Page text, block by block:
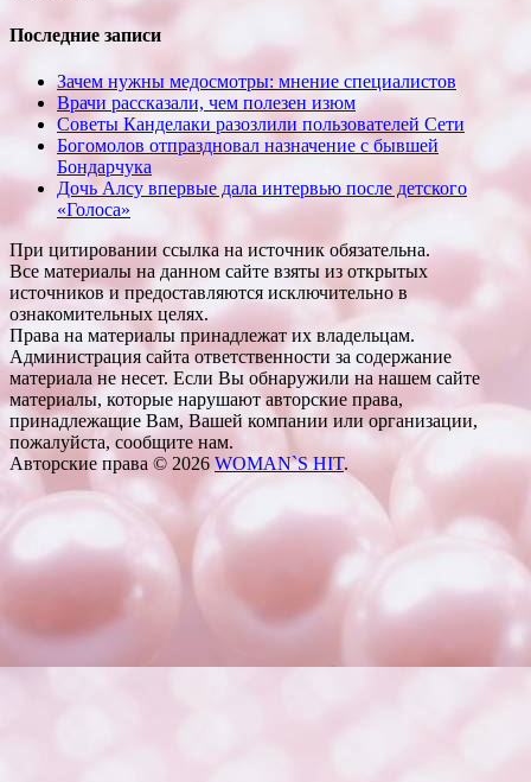
Последние записи
Зачем нужны медосмотры: мнение специалистов
Врачи рассказали, чем полезен изюм
Советы Канделаки разозлили пользователей Сети
Богомолов отпраздновал назначение с бывшей
Бондарчука
Дочь Алсу впервые дала интервью после детского
«Голоса»
При цитировании ссылка на источник обязательна.
Все материалы на данном сайте взяты из открытых
источников и предоставляются исключительно в
ознакомительных целях.
Права на материалы принадлежат их владельцам.
Администрация сайта ответственности за содержание
материала не несет. Если Вы обнаружили на нашем сайте
материалы, которые нарушают авторские права,
принадлежащие Вам, Вашей компании или организации,
пожалуйста, сообщите нам.
Авторские права © 2026 WOMAN`S HIT.